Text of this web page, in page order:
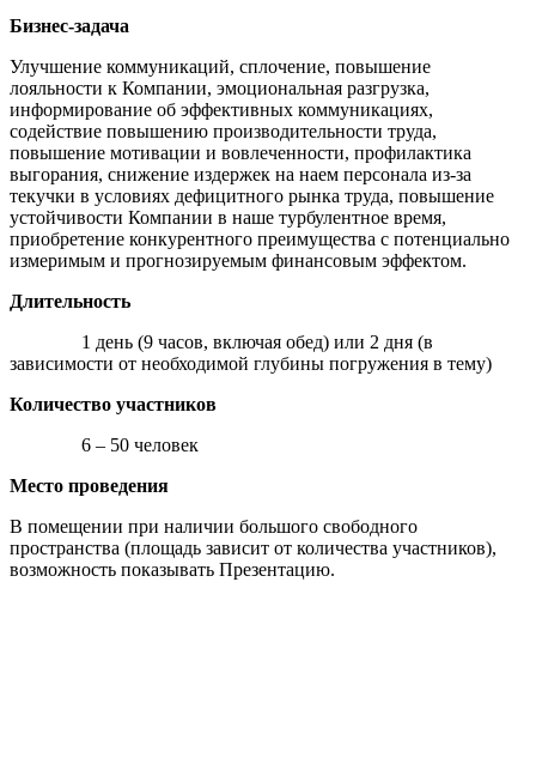
Бизнес-задача
Улучшение коммуникаций, сплочение, повышение
лояльности к Компании, эмоциональная разгрузка,
информирование об эффективных коммуникациях,
содействие повышению производительности труда,
повышение мотивации и вовлеченности, профилактика
выгорания, снижение издержек на наем персонала из-за
текучки в условиях дефицитного рынка труда, повышение
устойчивости Компании в наше турбулентное время,
приобретение конкурентного преимущества с потенциально
измеримым и прогнозируемым финансовым эффектом.
Длительность
1 день (9 часов, включая обед) или 2 дня (в
зависимости от необходимой глубины погружения в тему)
Количество участников
6 – 50 человек
Место проведения
В помещении при наличии большого свободного
пространства (площадь зависит от количества участников),
возможность показывать Презентацию.